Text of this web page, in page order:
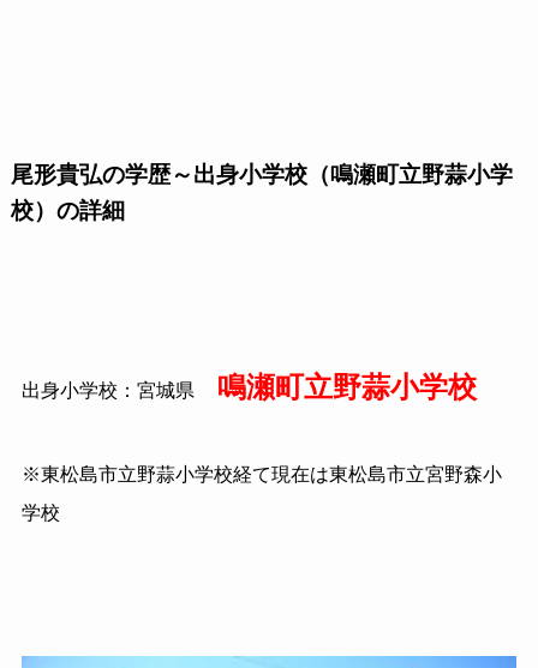
尾形貴弘の学歴～出身小学校（鳴瀬町立野蒜小学
校）の詳細
出身小学校：宮城県 鳴瀬町立野蒜小学校
※東松島市立野蒜小学校経て現在は東松島市立宮野森小
学校